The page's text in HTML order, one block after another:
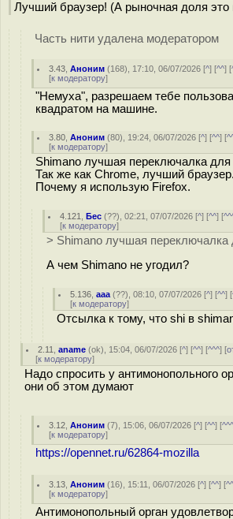
Лучший браузер! (А рыночная доля это
Часть нити удалена модератором
3.43 ,Аноним (168), 17:10, 06/07/2026 [^] [^^] [
[к модератору]
"Немуха", разрешаем тебе
квадратом на машине.
3.80 ,Аноним (80), 19:24, 06/07/2026 [^] [^^] [
[к модератору]
Shimano лучшая переключалка для
Так же как Chrome, лучший браузер.
Почему я использую Firefox.
4.121 ,Бес (??), 02:21, 07/07/2026 [^] [^^] [
[к модератору]
> Shimano лучшая переключалка
А чем Shimano не угодил?
5.136 ,ааа (??), 08:10, 07/07/2026 [^] [^^] [
[к модератору]
Отсылка к тому, что shi в
2.11 ,aname (ok), 15:04, 06/07/2026 [^] [^^] [^^^] [
[к модератору]
Надо спросить у антимонопольного
они об этом думают
3.12 ,Аноним (7), 15:06, 06/07/2026 [^] [^^] [
[к модератору]
https://opennet.ru/62864-mozilla
3.13 ,Аноним (16), 15:11, 06/07/2026 [^] [^^] [
[к модератору]
Антимонопольный орган